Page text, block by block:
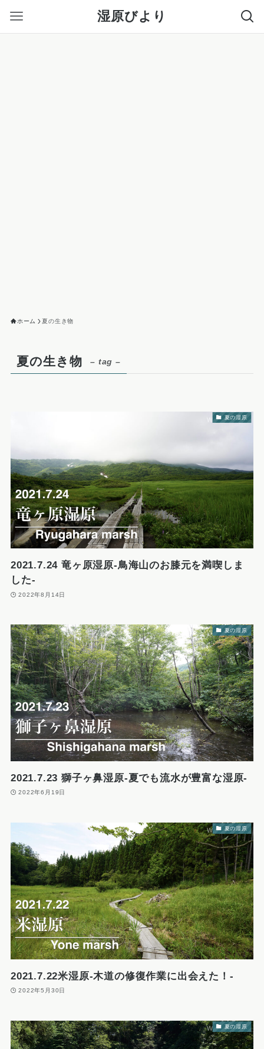
湿原びより
ホーム 夏の生き物
夏の生き物 – tag –
夏の湿原
2021.7.24 竜ヶ原湿原-鳥海山のお膝元を満喫しま
した-
2022年8月14日
夏の湿原
2021.7.23 獅子ヶ鼻湿原-夏でも流水が豊富な湿原-
2022年6月19日
夏の湿原
2021.7.22米湿原-木道の修復作業に出会えた！-
2022年5月30日
夏の湿原